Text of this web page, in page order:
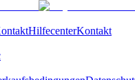
HilfecenterKontakt